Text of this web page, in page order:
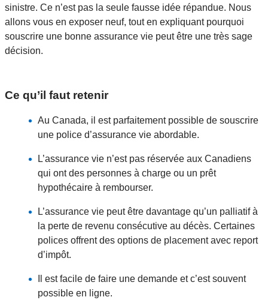
sinistre. Ce n’est pas la seule fausse idée répandue. Nous
allons vous en exposer neuf, tout en expliquant pourquoi
souscrire une bonne assurance vie peut être une très sage
décision.
Ce qu’il faut retenir
Au Canada, il est parfaitement possible de souscrire
une police d’assurance vie abordable.
L’assurance vie n’est pas réservée aux Canadiens
qui ont des personnes à charge ou un prêt
hypothécaire à rembourser.
L’assurance vie peut être davantage qu’un palliatif à
la perte de revenu consécutive au décès. Certaines
polices offrent des options de placement avec report
d’impôt.
Il est facile de faire une demande et c’est souvent
possible en ligne.